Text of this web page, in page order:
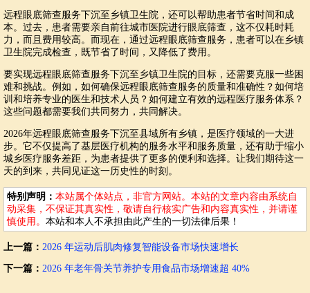
远程眼底筛查服务下沉至乡镇卫生院，还可以帮助患者节省时间和成
本。过去，患者需要亲自前往城市医院进行眼底筛查，这不仅耗时耗
力，而且费用较高。而现在，通过远程眼底筛查服务，患者可以在乡镇
卫生院完成检查，既节省了时间，又降低了费用。
要实现远程眼底筛查服务下沉至乡镇卫生院的目标，还需要克服一些困
难和挑战。例如，如何确保远程眼底筛查服务的质量和准确性？如何培
训和培养专业的医生和技术人员？如何建立有效的远程医疗服务体系？
这些问题都需要我们共同努力，共同解决。
2026年远程眼底筛查服务下沉至县域所有乡镇，是医疗领域的一大进
步。它不仅提高了基层医疗机构的服务水平和服务质量，还有助于缩小
城乡医疗服务差距，为患者提供了更多的便利和选择。让我们期待这一
天的到来，共同见证这一历史性的时刻。
特别声明： 本站属个体站点，非官方网站。本站的文章内容由系统自
动采集，不保证其真实性，敬请自行核实广告和内容真实性，并请谨
慎使用。 本站和本人不承担由此产生的一切法律后果！
上一篇： 2026 年运动后肌肉修复智能设备市场快速增长
下一篇： 2026 年老年骨关节养护专用食品市场增速超 40%